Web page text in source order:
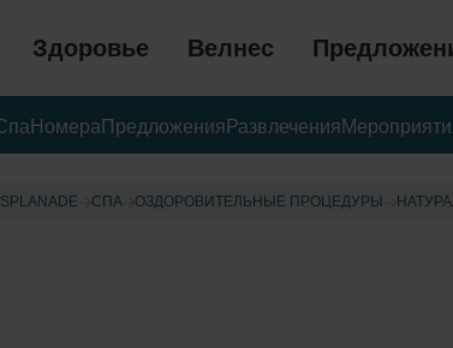
Здоровье Велнес
Номера Предложения Развлечения
CПА OЗДОРОВИТЕЛЬНЫЕ ПРОЦЕДУРЫ